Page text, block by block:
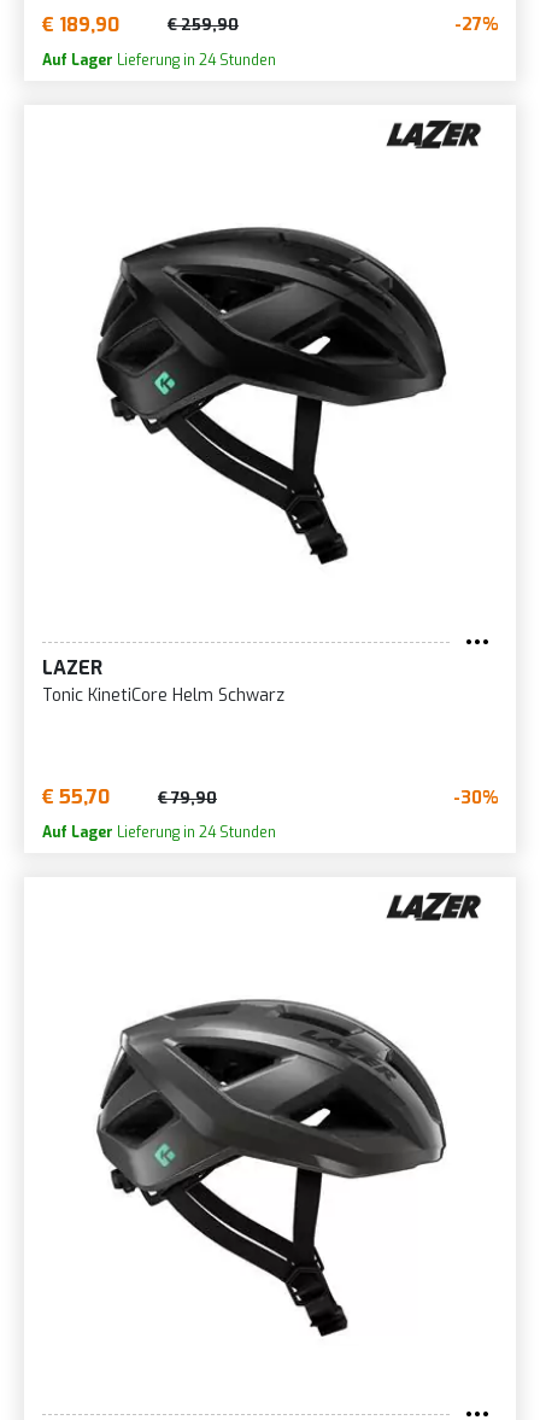
€ 189,90 € 259,90 -27%
Auf Lager Lieferung in 24 Stunden
LAZER
Tonic KinetiCore Helm Schwarz
€ 55,70 € 79,90 -30%
Auf Lager Lieferung in 24 Stunden